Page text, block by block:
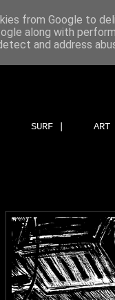
SURF |
from Google to
along with
and address